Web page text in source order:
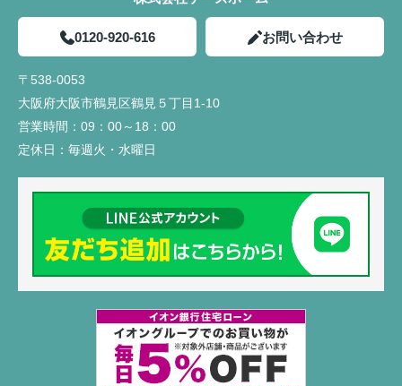
0120-920-616 お問い合わせ
〒538-0053
大阪府大阪市鶴見区鶴見５丁目1-10
営業時間： 09：00～18：00
定休日： 毎週火・水曜日